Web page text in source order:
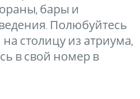
бары и
Полюбуйтесь
столицу из атриума,
в свой номер в